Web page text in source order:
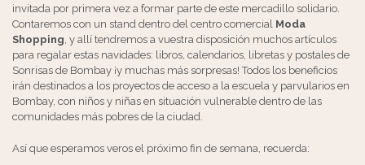
invitada por primera vez a formar parte de este mercadillo solidario.
Contaremos con un stand dentro del centro comercial Moda
Shopping , y allí tendremos a vuestra disposición muchos artículos
para regalar estas navidades: libros, calendarios, libretas y postales de
Sonrisas de Bombay ¡y muchas más sorpresas! Todos los beneficios
irán destinados a los proyectos de acceso a la escuela y parvularios en
Bombay, con niños y niñas en situación vulnerable dentro de las
comunidades más pobres de la ciudad.
Así que esperamos veros el próximo fin de semana, recuerda: